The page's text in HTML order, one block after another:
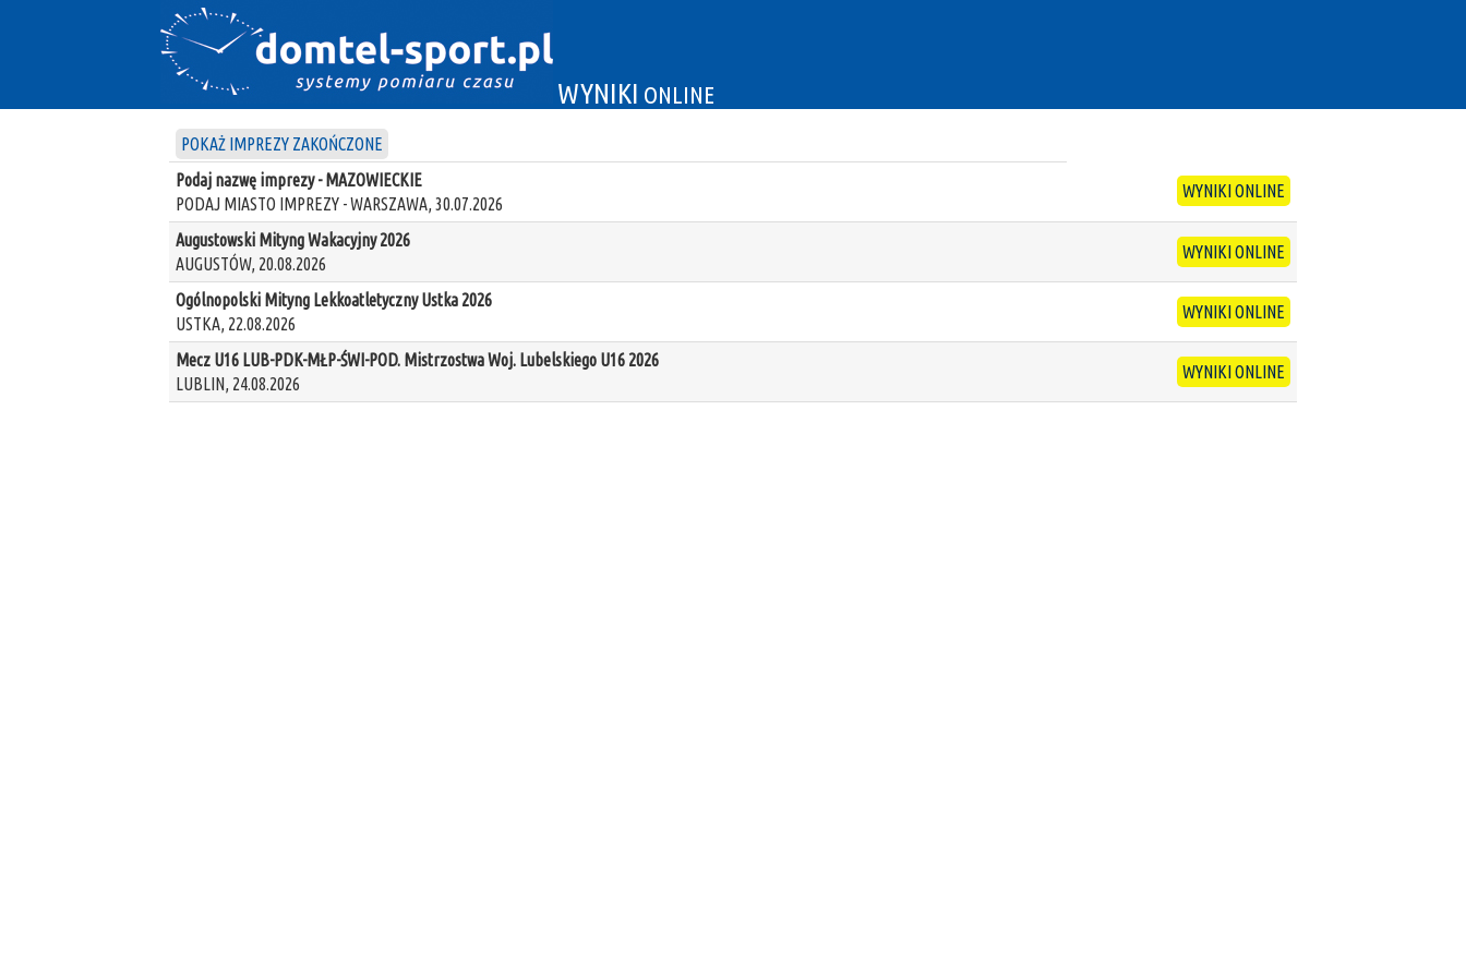
WYNIKI ONLINE
POKAŻ IMPREZY ZAKOŃCZONE
Podaj nazwę imprezy - MAZOWIECKIE
PODAJ MIASTO IMPREZY - WARSZAWA, 30.07.2026
WYNIKI ONLINE
Augustowski Mityng Wakacyjny 2026
AUGUSTÓW, 20.08.2026
WYNIKI ONLINE
Ogólnopolski Mityng Lekkoatletyczny Ustka 2026
USTKA, 22.08.2026
WYNIKI ONLINE
Mecz U16 LUB-PDK-MŁP-ŚWI-POD. Mistrzostwa Woj. Lubelskiego U16 2026
LUBLIN, 24.08.2026
WYNIKI ONLINE